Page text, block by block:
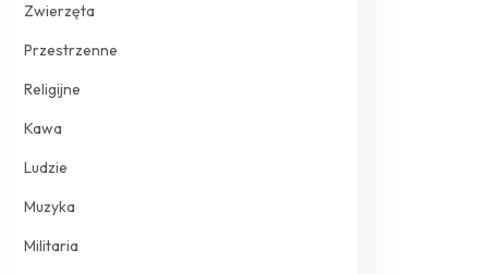
Zwierzęta
Przestrzenne
Religijne
Kawa
Ludzie
Muzyka
Militaria